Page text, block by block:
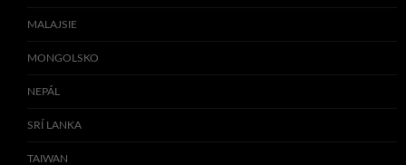
MALAJSIE
MONGOLSKO
NEPÁL
SRÍ LANKA
TAIWAN